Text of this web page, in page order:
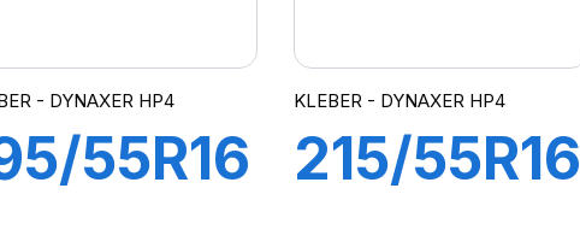
- DYNAXER HP4
55R16
KLEBER - DYNAXER HP4
215/55R16